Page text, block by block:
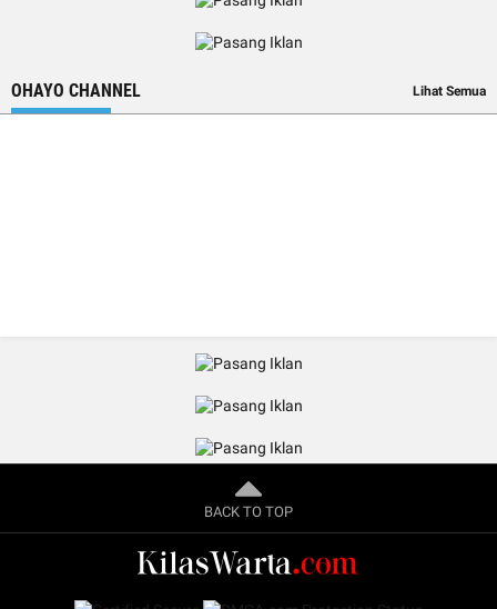
OHAYO CHANNEL Lihat Semua
BACK TO TOP